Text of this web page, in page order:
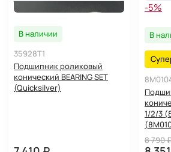
В наличии
35928T1
Подшипник роликовый
конический BEARING SET
(Quicksilver)
-5%
В
1/2/3
8 790